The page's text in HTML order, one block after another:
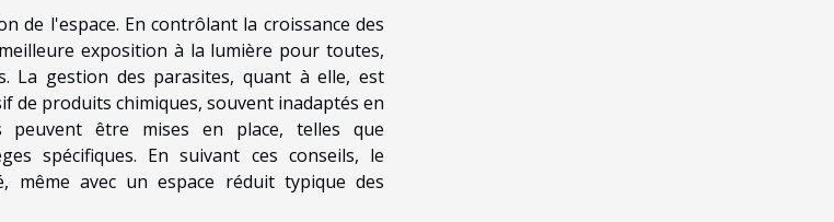
de l'espace. En contrôlant la croissance des
exposition à la lumière pour toutes,
La gestion des parasites, quant à elle, est
de produits chimiques, souvent inadaptés en
peuvent être mises en place, telles que
spécifiques. En suivant ces conseils, le
même avec un espace réduit typique des